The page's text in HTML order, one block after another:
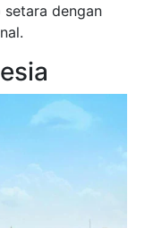
dengan